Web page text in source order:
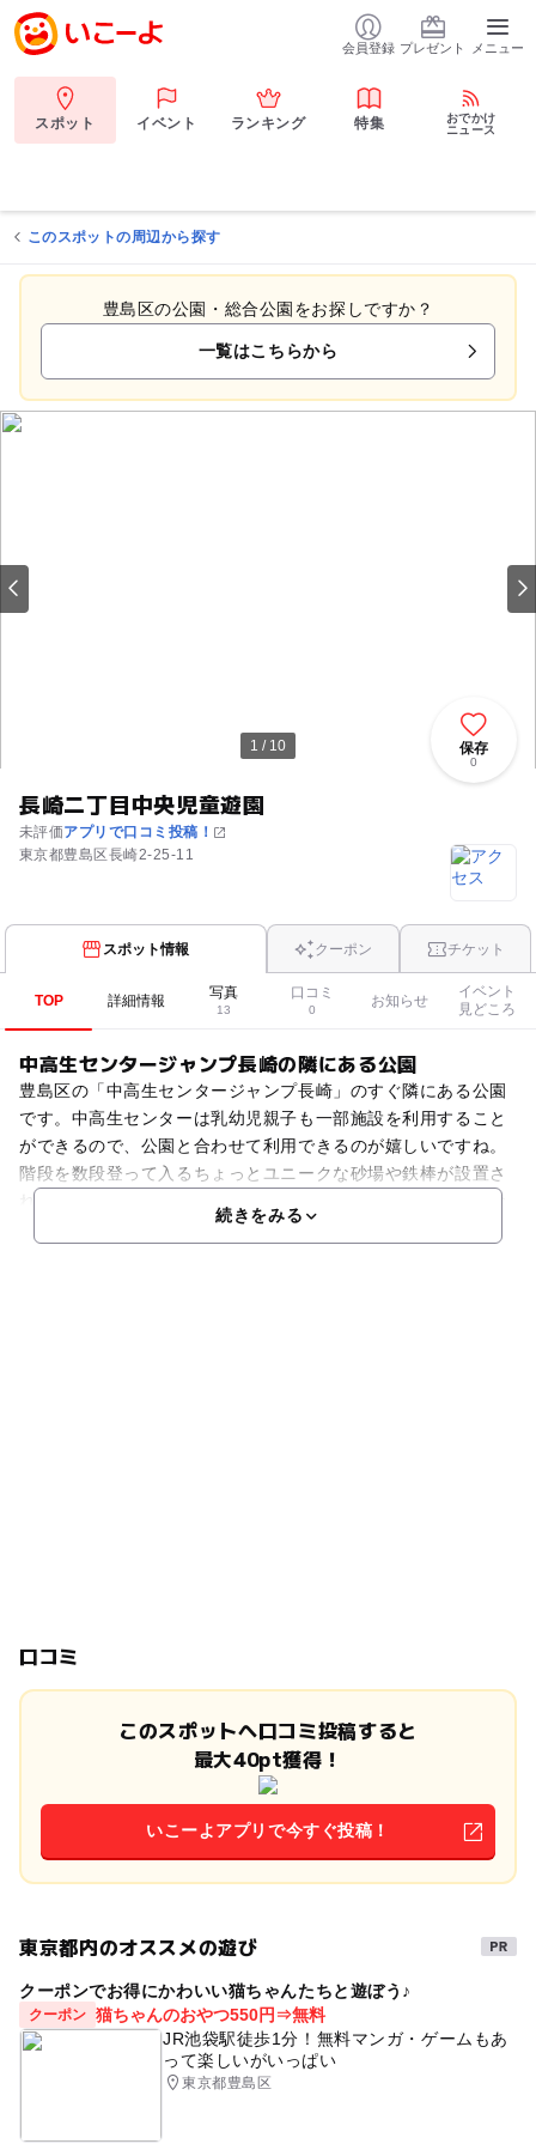
会員登録 プレゼント メニュー
スポット イベント ランキング 特集
おでかけ
ニュース
このスポットの周辺から探す
豊島区の公園・総合公園をお探しですか？
一覧はこちらから
1 / 10
長崎二丁目中央児童遊園
未評価アプリで口コミ投稿！
東京都豊島区長崎2-25-11
保存
0
スポット情報 クーポン チケット
TOP 詳細情報 写真
13
口コミ
0
お知らせ
イベント
見どころ
中高生センタージャンプ長崎の隣にある公園
豊島区の「中高生センタージャンプ長崎」のすぐ隣にある公園
です。中高生センターは乳幼児親子も一部施設を利用すること
ができるので、公園と合わせて利用できるのが嬉しいですね。
階段を数段登って入るちょっとユニークな砂場や鉄棒が設置さ
続きをみる
口コミ
このスポットへ口コミ投稿すると
最大40pt獲得！
いこーよアプリで今すぐ投稿！
東京都内のオススメの遊び
クーポンでお得にかわいい猫ちゃんたちと遊ぼう♪
クーポン 猫ちゃんのおやつ550円⇒無料
JR池袋駅徒歩1分！無料マンガ・ゲームもあ
って楽しいがいっぱい
東京都豊島区